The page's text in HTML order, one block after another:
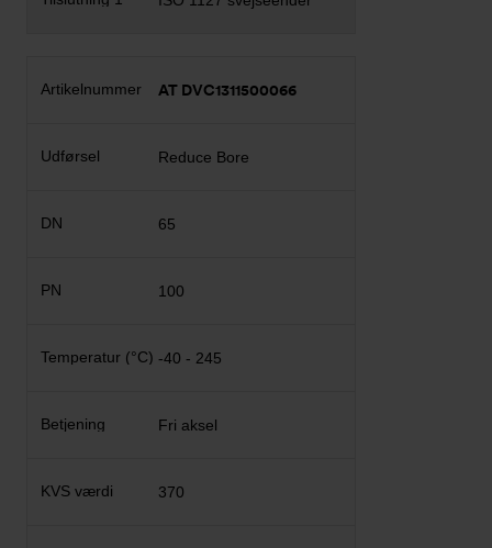
AT DVC1311500066
Reduce Bore
65
100
-40 - 245
Fri aksel
370